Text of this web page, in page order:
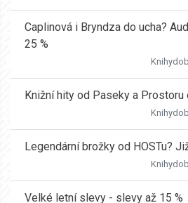
Caplinová i Bryndza do ucha?
25 %
Knižní hity od Paseky a Prostoru
Legendární brožky od HOSTu?
Velké letní slevy - slevy až 15 %